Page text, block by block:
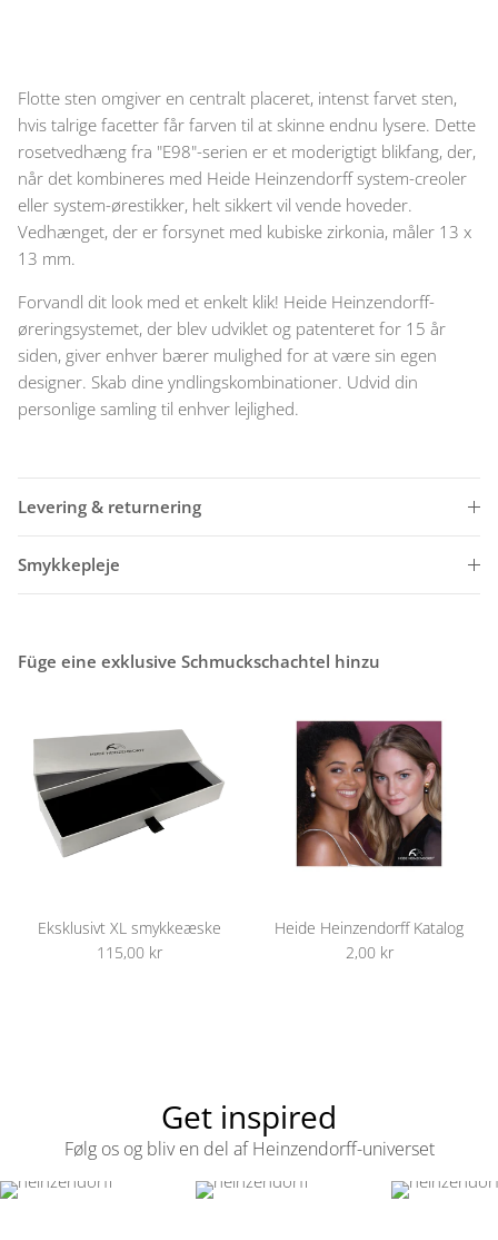
Flotte sten omgiver en centralt placeret, intenst farvet sten,
hvis talrige facetter får farven til at skinne endnu lysere. Dette
rosetvedhæng fra "E98"-serien er et moderigtigt blikfang, der,
når det kombineres med Heide Heinzendorff system-creoler
eller system-ørestikker, helt sikkert vil vende hoveder.
Vedhænget, der er forsynet med kubiske zirkonia, måler 13 x
13 mm.
Forvandl dit look med et enkelt klik! Heide Heinzendorff-
øreringsystemet, der blev udviklet og patenteret for 15 år
siden, giver enhver bærer mulighed for at være sin egen
designer. Skab dine yndlingskombinationer. Udvid din
personlige samling til enhver lejlighed.
Levering & returnering
Smykkepleje
Füge eine exklusive Schmuckschachtel hinzu
Eksklusivt XL smykkeæske
115,00 kr
Heide Heinzendorff Katalog
2,00 kr
Get inspired
Følg os og bliv en del af Heinzendorff-universet